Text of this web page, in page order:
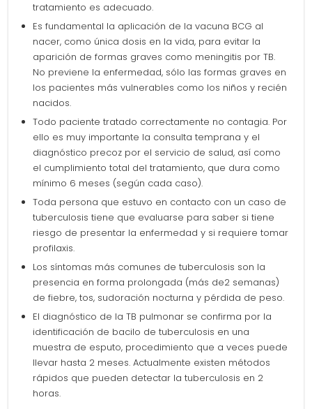
tratamiento es adecuado.
Es fundamental la aplicación de la vacuna BCG al
nacer, como única dosis en la vida, para evitar la
aparición de formas graves como meningitis por TB.
No previene la enfermedad, sólo las formas graves en
los pacientes más vulnerables como los niños y recién
nacidos.
Todo paciente tratado correctamente no contagia. Por
ello es muy importante la consulta temprana y el
diagnóstico precoz por el servicio de salud, así como
el cumplimiento total del tratamiento, que dura como
mínimo 6 meses (según cada caso).
Toda persona que estuvo en contacto con un caso de
tuberculosis tiene que evaluarse para saber si tiene
riesgo de presentar la enfermedad y si requiere tomar
profilaxis.
Los síntomas más comunes de tuberculosis son la
presencia en forma prolongada (más de2 semanas)
de fiebre, tos, sudoración nocturna y pérdida de peso.
El diagnóstico de la TB pulmonar se confirma por la
identificación de bacilo de tuberculosis en una
muestra de esputo, procedimiento que a veces puede
llevar hasta 2 meses. Actualmente existen métodos
rápidos que pueden detectar la tuberculosis en 2
horas.